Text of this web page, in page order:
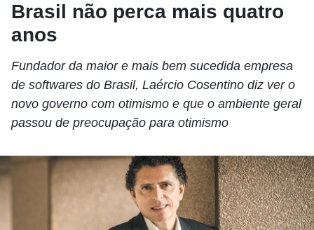
Brasil não perca mais quatro
anos
Fundador da maior e mais bem sucedida empresa
de softwares do Brasil, Laércio Cosentino diz ver o
novo governo com otimismo e que o ambiente geral
passou de preocupação para otimismo